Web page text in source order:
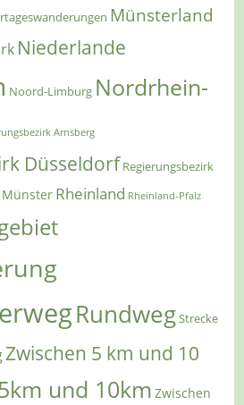
Münsterland
Niederlande
Noord-Limburg Nordrhein-
Arnsberg
Düsseldorf Regierungsbezirk
Münster Rheinland Rheinland-Pfalz
RundwegStrecke
Zwischen 5 km und 10
und 10km Zwischen